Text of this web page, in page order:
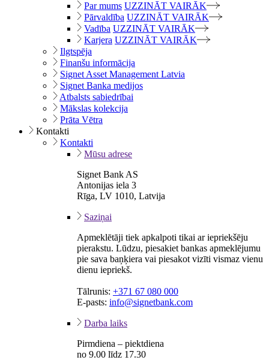
Par mums UZZINĀT VAIRĀK
Pārvaldība UZZINĀT VAIRĀK
Vadība UZZINĀT VAIRĀK
Karjera UZZINĀT VAIRĀK
Ilgtspēja
Finanšu informācija
Signet Asset Management Latvia
Signet Banka medijos
Atbalsts sabiedrībai
Mākslas kolekcija
Prāta Vētra
Kontakti
Kontakti
Mūsu adrese
Signet Bank AS
Antonijas iela 3
Rīga, LV 1010, Latvija
Saziņai
Apmeklētāji tiek apkalpoti tikai ar iepriekšēju
pierakstu. Lūdzu, piesakiet bankas apmeklējumu
pie sava baņķiera vai piesakot vizīti vismaz vienu
dienu iepriekš.
Tālrunis: +371 67 080 000
E-pasts: info@signetbank.com
Darba laiks
Pirmdiena – piektdiena
no 9.00 līdz 17.30